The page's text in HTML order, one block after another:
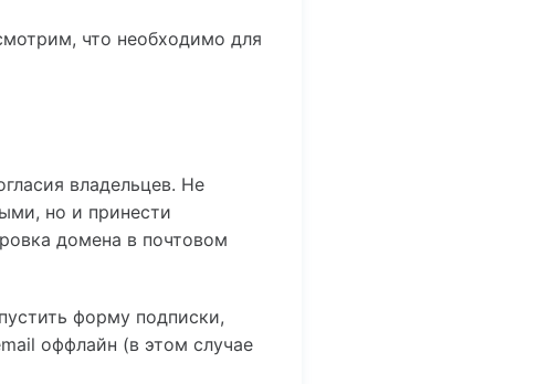
что необходимо для
владельцев. Не
но и принести
домена в почтовом
форму подписки,
оффлайн (в этом случае